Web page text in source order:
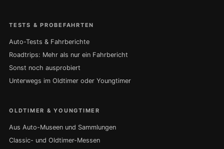
TESTS & PROBEFAHRTEN
Auto-Tests & Fahrberichte
Roadtrips: Mehr als nur ein Fahrbericht
Sonst noch ausprobiert
Unterwegs im Oldtimer oder Youngtimer
OLDTIMER & YOUNGTIMER
Aus Auto-Museen und Sammlungen
Classic- und Oldtimer-Messen